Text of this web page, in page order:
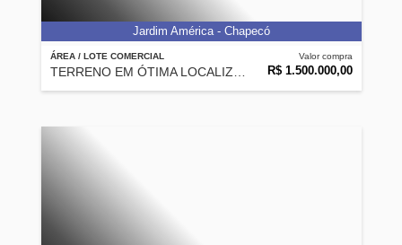
ÁREA / LOTE COMERCIAL Valor compra
R$ 1.500.000,00
Jardim América - Chapecó